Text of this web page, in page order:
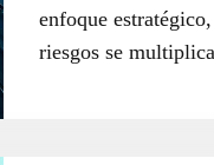
enfoque
riesgos se